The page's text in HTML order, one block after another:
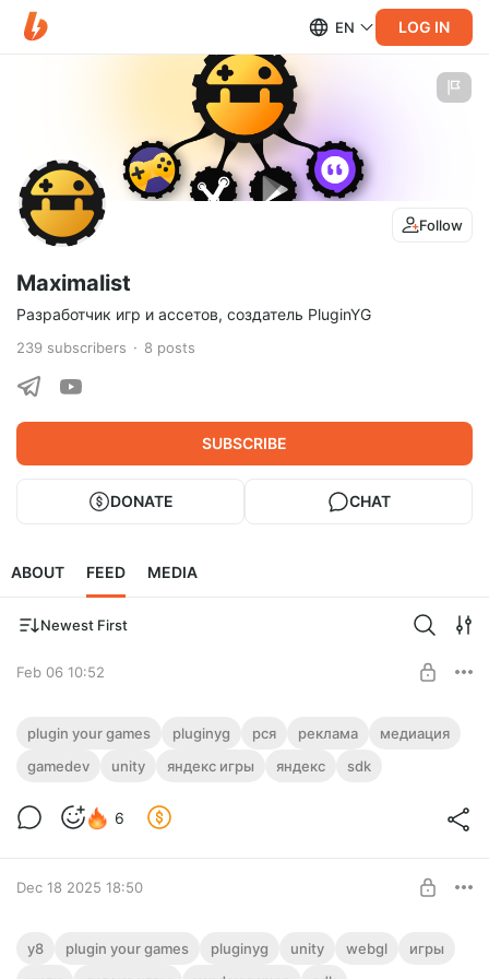
EN LOG IN
Follow
Maximalist
Разработчик игр и ассетов, создатель PluginYG
239 subscribers 8 posts
SUBSCRIBE
DONATE CHAT
ABOUT FEED MEDIA
Newest First
Feb 06 10:52
Yandex Mobile ADS (РСЯ для
Android/IOS)
рекламную сеть РСЯ и любые другие рекламные сети с
помощью медиации от Яндекса.
Level required:
plugin your games pluginyg рся реклама
медиация
gamedev
unity яндекс игры яндекс sdk
6
Dec 18 2025 18:50
Y8 платформа
y8 plugin your games pluginyg unity webgl
игры